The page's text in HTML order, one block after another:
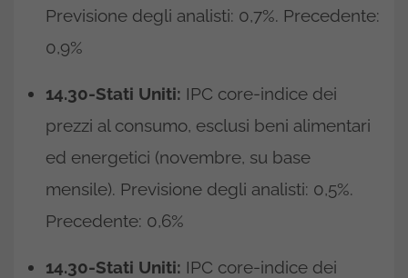
Previsione degli analisti: 0,7%. Precedente:
0,9%
14.30-Stati Uniti: IPC core-indice dei
prezzi al consumo, esclusi beni alimentari
ed energetici (novembre, su base
mensile). Previsione degli analisti: 0,5%.
Precedente: 0,6%
14.30-Stati Uniti: IPC core-indice dei